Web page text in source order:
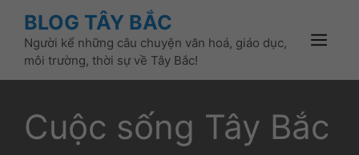
content
BLOG TÂY BẮC
Người kể những câu chuyện văn hoá, giáo dục,
môi trường, thời sự về Tây Bắc!
Menu
Cuộc sống Tây Bắc